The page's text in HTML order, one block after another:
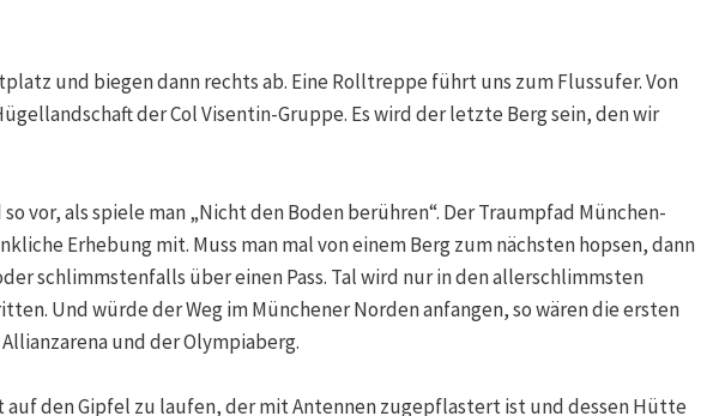
und biegen dann rechts ab. Eine Rolltreppe führt uns zum Flussufer. Von
der Col Visentin-Gruppe. Es wird der letzte Berg sein, den wir
vor, als spiele man „Nicht den Boden berühren“. Der Traumpfad München-
Erhebung mit. Muss man mal von einem Berg zum nächsten hopsen, dann
schlimmstenfalls über einen Pass. Tal wird nur in den allerschlimmsten
Und würde der Weg im Münchener Norden anfangen, so wären die ersten
und der Olympiaberg.
auf den Gipfel zu laufen, der mit Antennen zugepflastert ist und dessen Hütte